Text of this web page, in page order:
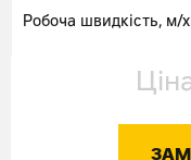
Робоча швидкість, м/